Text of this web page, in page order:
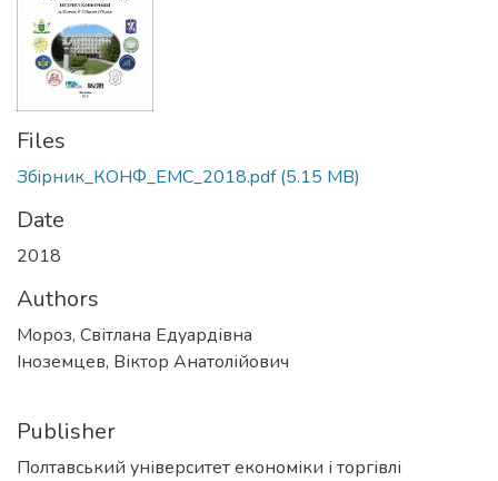
Files
Збiрник_КОНФ_ЕМС_2018.pdf(5.15 MB)
Date
2018
Authors
Мороз, Світлана Едуардівна
Іноземцев, Віктор Анатолійович
Publisher
Полтавський університет економіки і торгівлі